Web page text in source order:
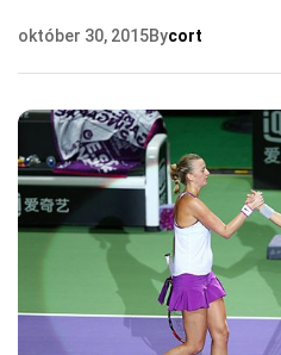
október 30, 2015Bycort